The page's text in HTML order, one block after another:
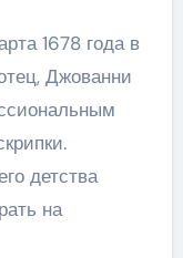
1678 года в
Джованни
детства
на